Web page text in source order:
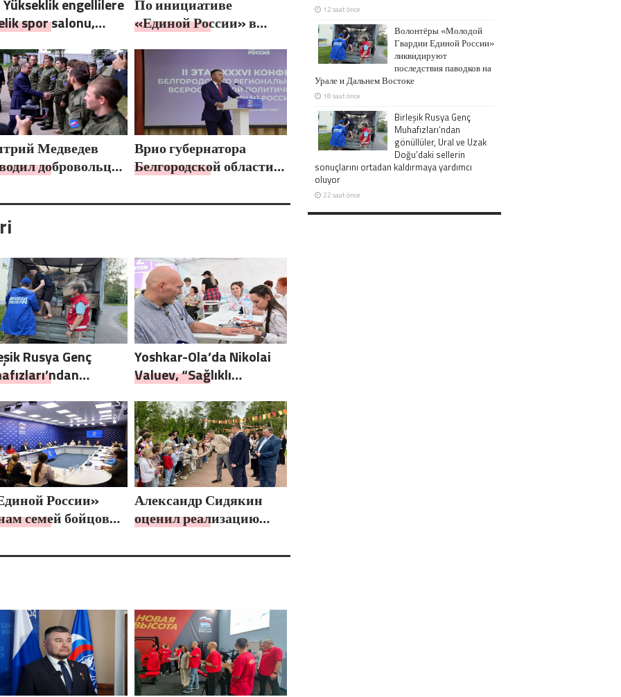
Yükseklik engellilere
spor salonu,
kapsamında
açıldı
По инициативе
«Единой России» в
семейный фестиваль
Медведев
добровольцев
на передовую
Врио губернатора
Белгородской области
избран секретарём
Rusya Genç
sellerin
ortadan
yardımcı
Yoshkar-Ola’da Nikolai
Valuev, “Sağlıklı
tanıştı
России»
семей бойцов
мерах
Александр Сидякин
оценил реализацию
благоустройства в
12 saat önce
Волонтёры «Молодой
Гвардии Единой России»
ликвидируют
последствия паводков на
Урале и Дальнем Востоке
18 saat önce
Birleşik Rusya Genç
Muhafızları’ndan
gönüllüler, Ural ve Uzak
Doğu’daki sellerin
sonuçlarını ortadan kaldırmaya yardımcı
oluyor
22 saat önce